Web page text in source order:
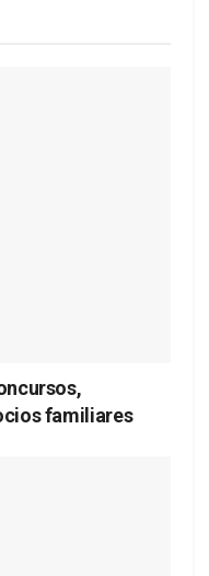
familiares